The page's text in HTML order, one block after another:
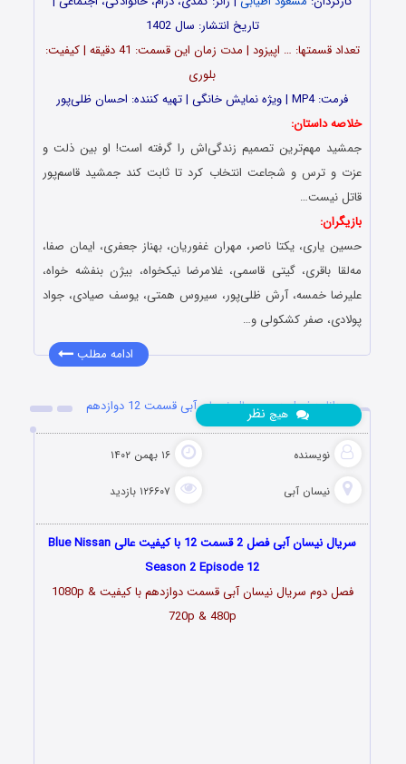
تاریخ انتشار: سال 1402
تعداد قسمت‎ها: … اپیزود | مدت زمان این قسمت: 41 دقیقه | کیفیت:
بلوری
فرمت: MP4 | ویژه نمایش خانگی | تهیه کننده: احسان ظلی‌پور
خلاصه داستان:
جمشید مهم‌ترین تصمیم زندگی‌اش را گرفته است! او بین ذلت و
عزت و ترس و شجاعت انتخاب کرد تا ثابت کند جمشید قاسم‌پور
قاتل نیست…
بازیگران:
حسین یاری، یکتا ناصر، مهران غفوریان، بهناز جعفری، ایمان صفا،
مه‌لقا باقری، گیتی قاسمی، غلامرضا نیکخواه، بیژن بنفشه خواه،
علیرضا خمسه، آرش ظلی‌پور، سیروس همتی، یوسف صیادی، جواد
پولادی، صفر کشکولی و…
ادامه مطلب
دانلود فصل دوم سریال نیسان آبی قسمت 12 دوازدهم
نویسنده ۱۶ بهمن ۱۴۰۲
نیسان آبی ۱۲۶۶۰۷ بازدید
هیچ نظر
سریال نیسان آبی فصل 2 قسمت 12 با کیفیت عالی Blue Nissan
Season 2 Episode 12
فصل دوم سریال نیسان آبی قسمتدوازدهم
با کیفیت 1080p &
720p & 480p